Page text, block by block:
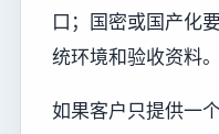
口；国密或国产化
统环境和验收资料。
如果客户只提供一